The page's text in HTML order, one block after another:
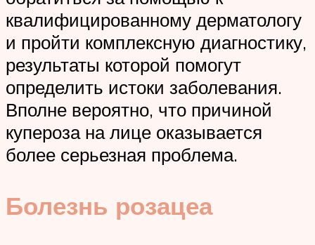
квалифицированному дерматологу
и пройти комплексную диагностику,
результаты которой помогут
определить истоки заболевания.
Вполне вероятно, что причиной
купероза на лице оказывается
более серьезная проблема.
Болезнь розацеа